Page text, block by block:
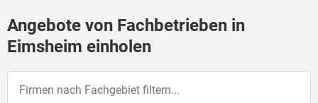
Angebote von Fachbetrieben in
Eimsheim einholen